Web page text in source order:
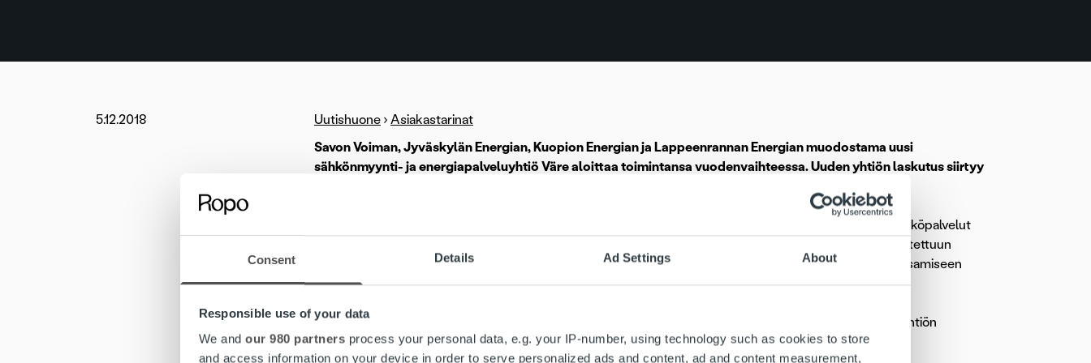
Consent Details Ad Settings About
Responsible use of your data
We and our 980 partners process your personal data, e.g. your IP-number, using technology such as cookies to store
and access information on your device in order to serve personalized ads and content, ad and content measurement,
5.12.2018 Uutishuone › Asiakastarinat
Savon Voiman, Jyväskylän Energian, Kuopion Energian ja Lappeenrannan Energian muodostama uusi
sähkönmyynti- ja energiapalveluyhtiö Väre aloittaa toimintansa vuodenvaihteessa. Uuden yhtiön laskutus siirtyy
Väre on neljän vahvan kotimaisen energiayhtiön muodostama yhteisyritys, johon siirretään yhtiöiden sähköpalvelut
siirtoa ja tuotantoa lukuun ottamatta. Yhtiön laskutus hoidetaan Ropon palveluiden avulla. Väreelle toteutettuun
kokonaisuuteen sisältyy koko laskun elinkaaren hallinta laskujen välityksestä saatavien hallintaan ja maksamiseen
liittyvään asiakaspalveluun.
Väre on aloittaessaan Suomen neljänneksi suurin sähkönmyyntiyhtiö ja sillä on noin 250 000 asiakasta. Yhtiön
kotipaikka on Kuopio, mutta toiminta-alueena koko Suomi.